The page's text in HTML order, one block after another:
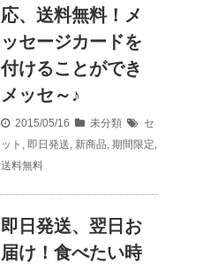
応、送料無料！メ
ッセージカードを
付けることができ
メッセ～♪
2015/05/16 未分類
セ
ット
即日発送 新商品 期間限定
送料無料
即日発送、翌日お
届け！食べたい時